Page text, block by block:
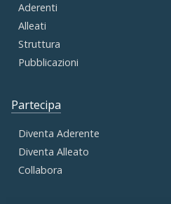
Aderenti
Alleati
Struttura
Pubblicazioni
Partecipa
Diventa Aderente
Diventa Alleato
Collabora